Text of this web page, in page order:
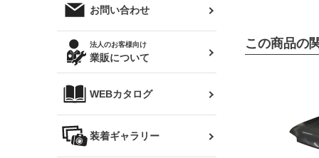
マフラー
レビン
トレノ
マークX
クラウン
クラウンマジェスタ
アリスト
ワンビア
Z32 フェアレディZ
オーバーオール(つなぎ)
タオル
帽子
バッグ
クーポンを見る
閲覧履歴
ニュースレターお申し込み
お問い合わせ
法人のお客様向け
業販について
WEBカタログ
装着ギャラリー
この商品の